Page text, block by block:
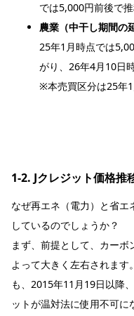
では5,000円前後で推
農業（中干し期間の
25年1月時点では
がり、26年4月10日
※本売買区分は25年
1-2. Jクレジット価格推
なぜ再エネ（電力）と省
しているのでしょうか？
まず、前提として、カー
よって大きく左右されま
も、2015年11月19日以降
ットが温対法に使用不可